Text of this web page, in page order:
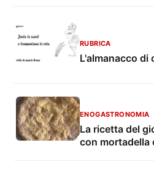
RUBRICA
L'almanacco di
ENOGASTRONOMIA
La ricetta del
con mortadella